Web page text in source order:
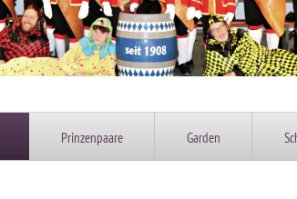
Prinzenpaare Garden